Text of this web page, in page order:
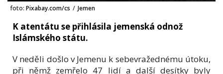
foto: Pixabay.com/cs / Jemen
K atentátu se přihlásila jemenská odnož
Islámského státu.
V neděli došlo v Jemenu k sebevražednému útoku,
při němž zemřelo 47 lidí a další desítky byly